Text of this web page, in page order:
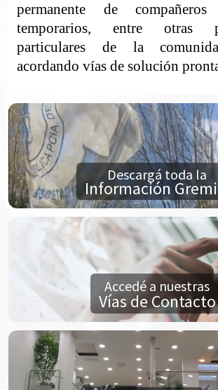
permanente de compañeros
temporarios, entre otras
particulares de la
acordando vías de solución
Descargá toda la
Información
Accedé a nuestras
Vías de Contacto